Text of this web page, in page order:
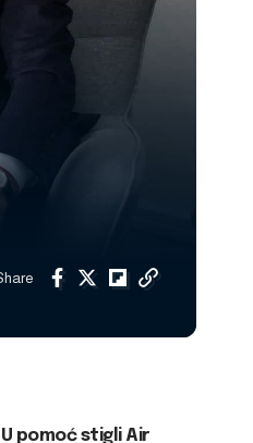
pomoć stigli Air